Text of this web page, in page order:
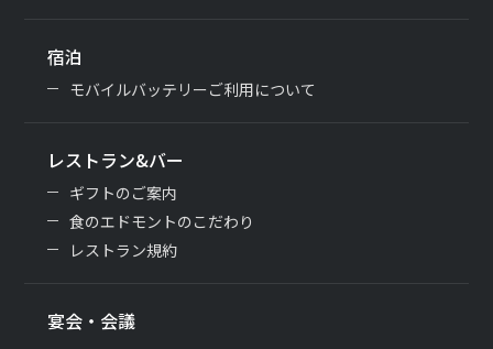
宿泊
モバイルバッテリーご利用について
レストラン&バー
ギフトのご案内
食のエドモントのこだわり
レストラン規約
宴会・会議